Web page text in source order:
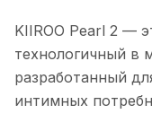
KIIROO Pearl 2 —
технологичный в
разработанный
интимных